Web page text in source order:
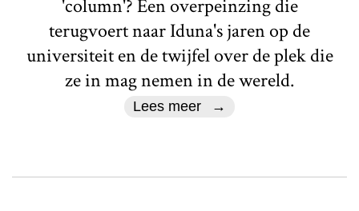
'column'? Een overpeinzing die
terugvoert naar Iduna's jaren op de
universiteit en de twijfel over de plek die
ze in mag nemen in de wereld.
Lees meer